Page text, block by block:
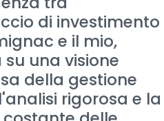
di investimento
e il mio,
una visione
della gestione
rigorosa e la